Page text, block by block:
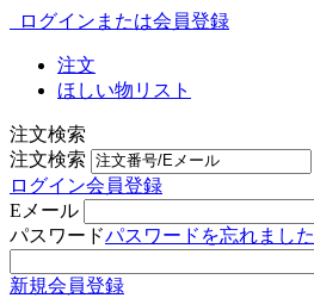
ログインまたは会員登録
注文
ほしい物リスト
注文検索
注文検索
ログイン会員登録
Eメール
パスワードパスワードを忘れました
新規会員登録